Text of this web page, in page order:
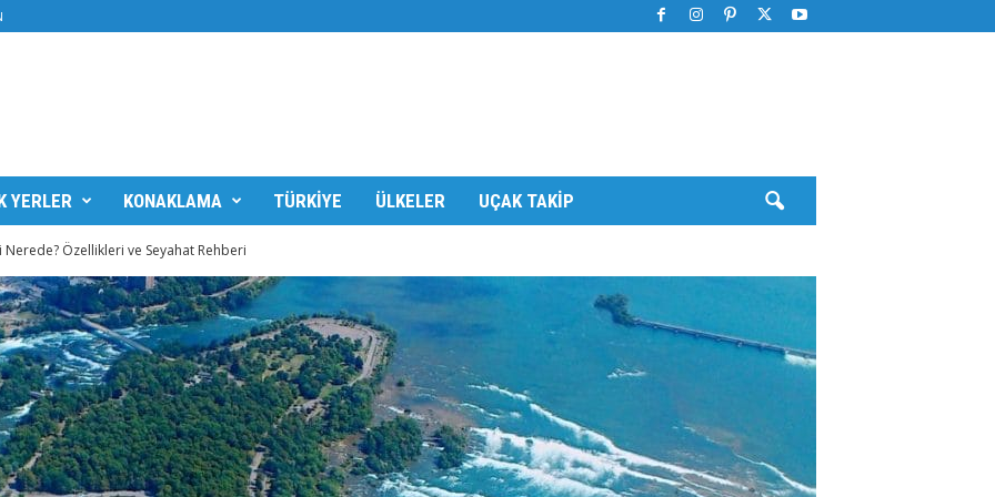
YERLER KONAKLAMA TÜRKIYE ÜLKELER UÇAK TAKIP
Nerede? Özellikleri ve Seyahat Rehberi